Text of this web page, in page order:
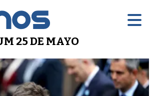
25 DE MAYO